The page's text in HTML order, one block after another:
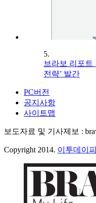
5.
브라보 리포트
전략’ 발간
PC버전
공지사항
사이트맵
보도자료 및 기사제보 :
Copyright 2014. 이투데이